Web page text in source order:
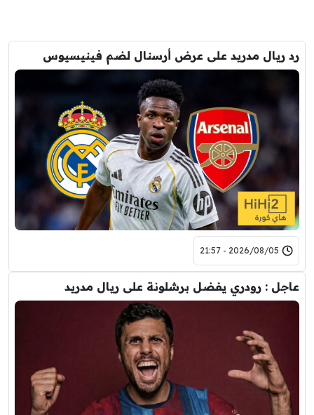
رد ريال مدريد على عرض أرسنال لضم فينيسيوس
2026/08/05 - 21:57
عاجل : رودري يفضل برشلونة على ريال مدريد